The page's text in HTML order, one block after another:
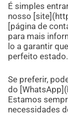
É simples
nosso
[página de
para mais
lo a garantir
perfeito estado.
Se preferir,
do
Estamos
necessidades